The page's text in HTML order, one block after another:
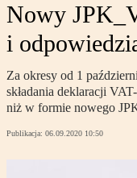
Nowy
i
Za okresy od 1
składania deklaracji
niż w formie nowego
Publikacja: 06.09.2020 10:50